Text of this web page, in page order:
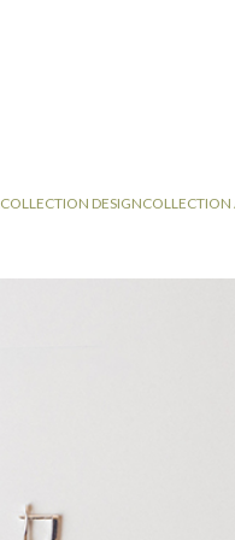
COLLECTION DESIGNCOLLECTION